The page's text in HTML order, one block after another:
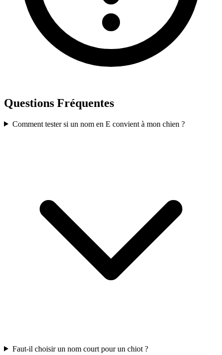
Questions Fréquentes
Comment tester si un nom en E convient à mon chien ?
Faut-il choisir un nom court pour un chiot ?